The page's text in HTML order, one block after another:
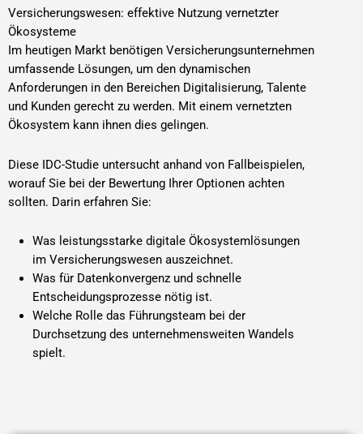
Versicherungswesen: effektive Nutzung vernetzter
Ökosysteme
Im heutigen Markt benötigen Versicherungsunternehmen
umfassende Lösungen, um den dynamischen
Anforderungen in den Bereichen Digitalisierung, Talente
und Kunden gerecht zu werden. Mit einem vernetzten
Ökosystem kann ihnen dies gelingen.
Diese IDC-Studie untersucht anhand von Fallbeispielen,
worauf Sie bei der Bewertung Ihrer Optionen achten
sollten. Darin erfahren Sie:
Was leistungsstarke digitale Ökosystemlösungen
im Versicherungswesen auszeichnet.
Was für Datenkonvergenz und schnelle
Entscheidungsprozesse nötig ist.
Welche Rolle das Führungsteam bei der
Durchsetzung des unternehmensweiten Wandels
spielt.